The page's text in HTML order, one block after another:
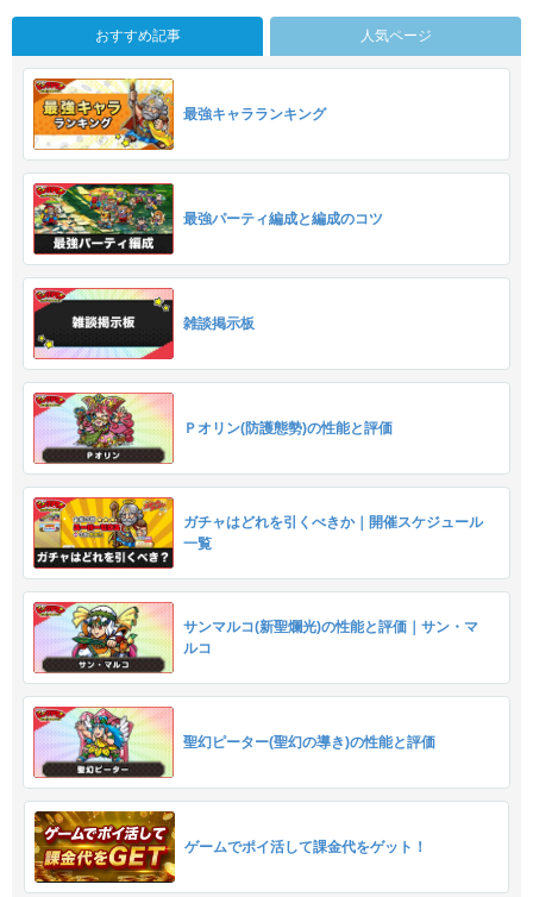
おすすめ記事 人気ページ
最強キャラランキング
最強パーティ編成と編成のコツ
雑談掲示板
Ｐオリン(防護態勢)の性能と評価
ガチャはどれを引くべきか｜開催スケジュール
一覧
サンマルコ(新聖爛光)の性能と評価｜サン・マ
ルコ
聖幻ピーター(聖幻の導き)の性能と評価
ゲームでポイ活して課金代をゲット！